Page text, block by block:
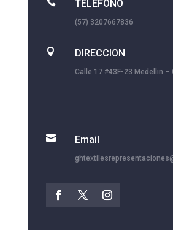
TELEFONO
(57) 3207667836
 DIRECCION
Calle 17 #43F-23 Medellin –
 Email